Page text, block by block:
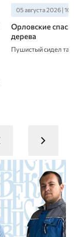
05 августа 2026 |
Орловские
дерева
Пушистый сидел